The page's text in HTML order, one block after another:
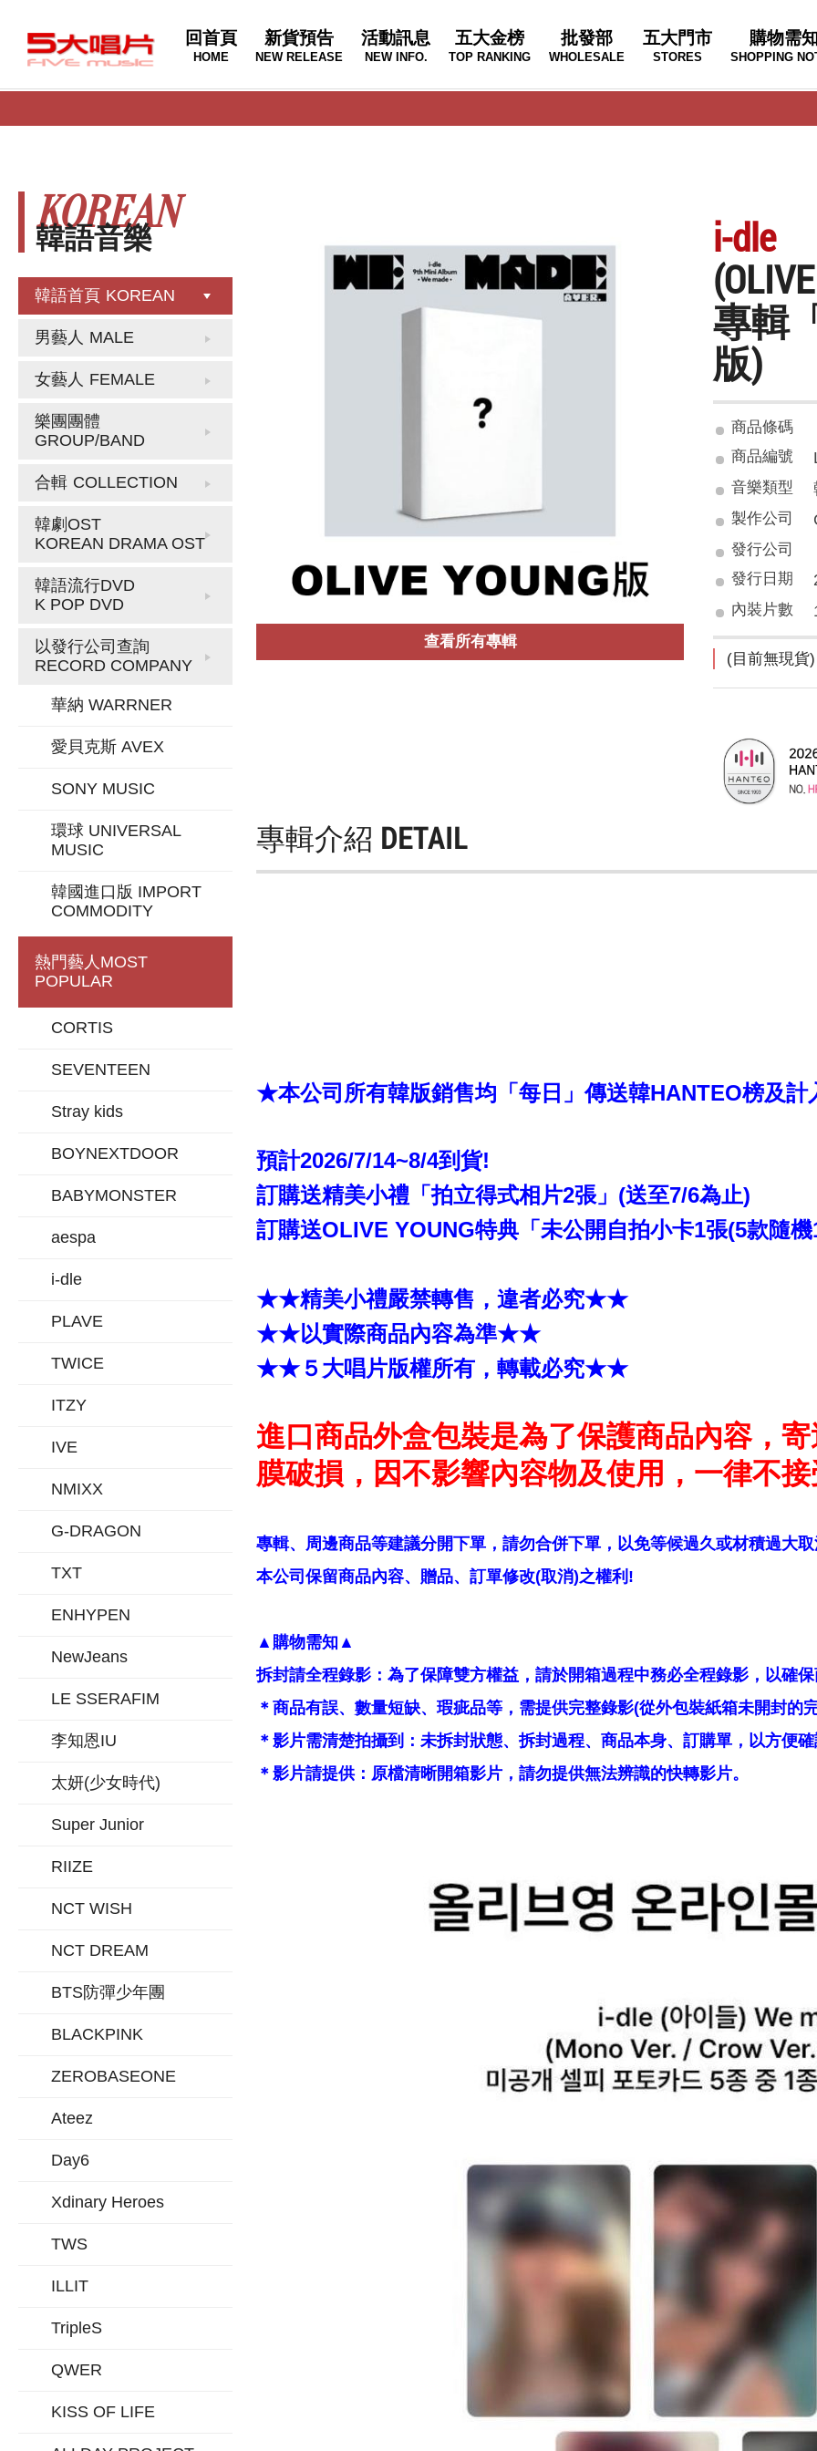
回首頁
HOME
新貨預告
NEW RELEASE
活動訊息
NEW INFO.
五大金榜
TOP RANKING
批發部
WHOLESALE
五大門市
STORES
購物需知
SHOPPING
韓語音樂
KOREAN
韓語首頁 KOREAN
男藝人 MALE
女藝人 FEMALE
樂團團體
GROUP/BAND
合輯 COLLECTION
韓劇OST
KOREAN DRAMA OST
韓語流行DVD
K POP DVD
以發行公司查詢
RECORD COMPANY
華納 WARRNER
愛貝克斯 AVEX
SONY MUSIC
環球 UNIVERSAL
MUSIC
韓國進口版 IMPORT
COMMODITY
熱門藝人 MOST
POPULAR
CORTIS
SEVENTEEN
Stray kids
BOYNEXTDOOR
BABYMONSTER
aespa
i-dle
PLAVE
TWICE
ITZY
IVE
NMIXX
G-DRAGON
TXT
ENHYPEN
NewJeans
LE SSERAFIM
李知恩IU
太妍(少女時代)
Super Junior
RIIZE
NCT WISH
NCT DREAM
BTS防彈少年團
BLACKPINK
ZEROBASEONE
Ateez
Day6
Xdinary Heroes
TWS
ILLIT
TripleS
QWER
KISS OF LIFE
查看所有專輯
i-dle
專輯
版)
商品條碼
商品編號
音樂類型
製作公司
發行公司
發行日期
內裝片數
(目前無現貨)
專輯介紹 DETAIL
★本公司所有韓版銷售均「每日」傳送韓HANTEO榜及
預計2026/7/14~8/4到貨!
訂購送精美小禮「拍立得式相片2張」(送至7/6為止)
訂購送OLIVE YOUNG特典「未公開自拍小卡1張(5款隨
★★精美小禮嚴禁轉售，違者必究★★
★★以實際商品內容為準★★
★★５大唱片版權所有，轉載必究★★
進口商品外盒包裝是為了保護商品內容，
膜破損，因不影響內容物及使用，一律不接
專輯、周邊商品等建議分開下單，請勿合併下單，以免等候過久或材積過大
本公司保留商品內容、贈品、訂單修改(取消)之權利!
▲購物需知▲
拆封請全程錄影：為了保障雙方權益，請於開箱過程中務必全程錄影，以確保
＊商品有誤、數量短缺、瑕疵品等，需提供完整錄影(從外包裝紙箱未開封的
＊影片需清楚拍攝到：未拆封狀態、拆封過程、商品本身、訂購單，以方便確
＊影片請提供：原檔清晰開箱影片，請勿提供無法辨識的快轉影片。